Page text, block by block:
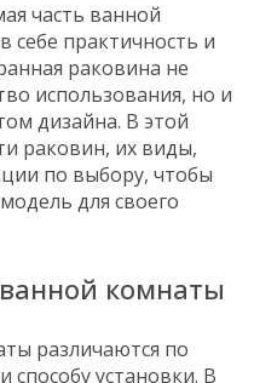
часть ванной
себе практичность и
раковина не
использования, но и
дизайна. В этой
раковин, их виды,
по выбору, чтобы
для своего
комнаты
различаются по
установки. В